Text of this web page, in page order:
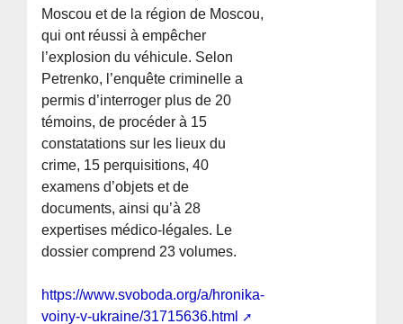
Moscou et de la région de Moscou,
qui ont réussi à empêcher
l’explosion du véhicule. Selon
Petrenko, l’enquête criminelle a
permis d’interroger plus de 20
témoins, de procéder à 15
constatations sur les lieux du
crime, 15 perquisitions, 40
examens d’objets et de
documents, ainsi qu’à 28
expertises médico-légales. Le
dossier comprend 23 volumes.
https://www.svoboda.org/a/hronika-
voiny-v-ukraine/31715636.html